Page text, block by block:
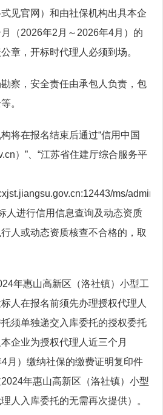
见官网）和由社保机构出具本企
（2026年2月～2026年4月）的
章，开标时代理人必须到场。
察，安全责任由承包人负责，包
。
将在报名结束后通过“信用中国
）”、“江苏省住建厅综合服务平
ms/admin/
人进行信用信息查询及动态资质
人或动态资质核查不合格的，取
年惠山高新区（洛社镇）小型工
人在报名前须先办理授权代理人
须单独递交入库委托的授权委托
企业为授权代理人近三个月
4月）缴纳社保的缴费证明复印件
年惠山高新区（洛社镇）小型
人入库委托的无需再次提供）。